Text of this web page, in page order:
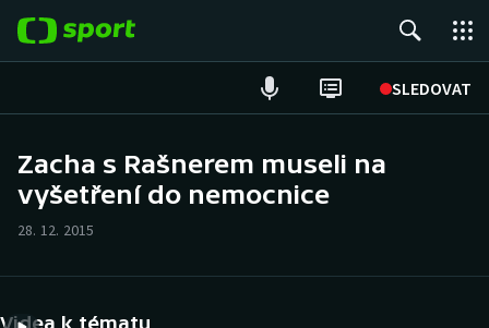
SLEDOVAT
ME v plavání
Zacha s Rašnerem museli na
vyšetření do nemocnice
28. 12. 2015
Videa k tématu